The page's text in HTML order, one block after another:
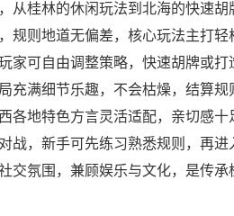
从桂林的休闲玩法到北海的快速
规则地道无偏差，核心玩法主打
家可自由调整策略，快速胡牌或
充满细节乐趣，不会枯燥，结算
各地特色方言灵活适配，亲切感
战，新手可先练习熟悉规则，再
交氛围，兼顾娱乐与文化，是传承